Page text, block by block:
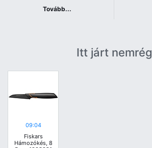
Tovább...
Itt járt nemrég
09:04
Fiskars
Hámozókés, 8